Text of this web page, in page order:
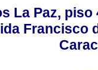
La Paz,
Francisco